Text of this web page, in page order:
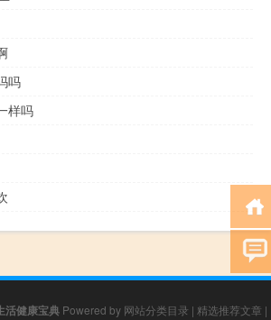
吗
样吗
活健康宝典Powered by 网站分类目录 | 精选推荐文章 |